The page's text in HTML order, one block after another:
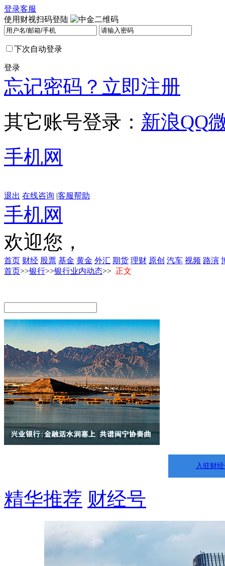
登录客服
使用财视扫码登陆
下次自动登录
登录
忘记密码？ 立即注册
其它账号登录： 新浪QQ
手机网
退出 在线咨询 |客服帮助
手机网
欢迎您，
首页 财经 股票 基金 黄金 外汇 期货 理财 原创 汽车 视频 路演
首页>>银行>>银行业内动态>> 正文
入驻财
精华推荐 财经号